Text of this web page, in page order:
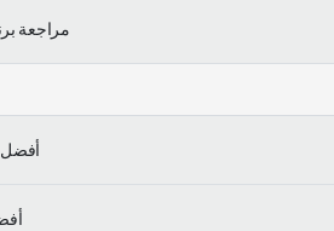
مراجعة برنامج
أفضل أغاني
أفضل